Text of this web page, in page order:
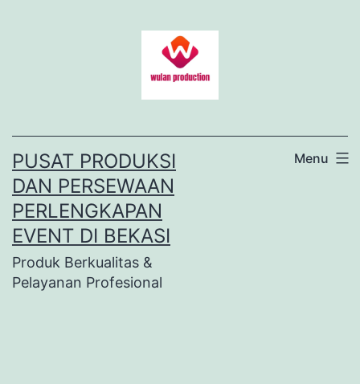
PUSAT PRODUKSI
DAN PERSEWAAN
PERLENGKAPAN
EVENT DI BEKASI
Produk Berkualitas &
Pelayanan Profesional
Menu